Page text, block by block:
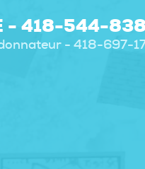
- 418-544-
- 418-697-